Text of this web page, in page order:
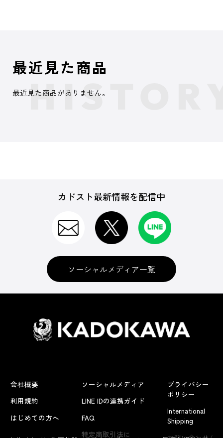
よくあるお問い合わせ
最近見た商品
最近見た商品がありません。
カドスト最新情報を配信中
ソーシャルメディア一覧
会社概要
利用規約
はじめての方へ
ソーシャルメディア
LINE IDの連携ガイド
FAQ
特定商取引法に
プライバシー
ポリシー
International
Shipping